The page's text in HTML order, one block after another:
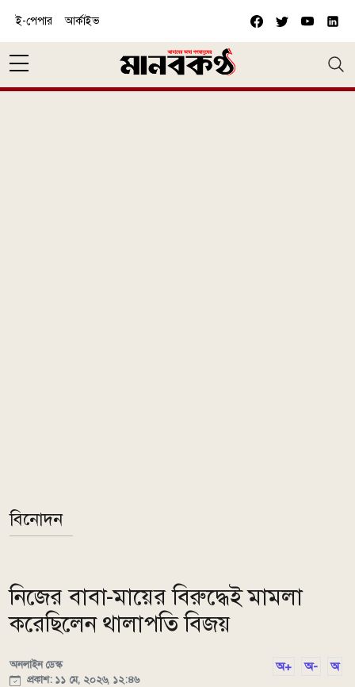
ই-পেপার আর্কাইভ
বিনোদন
নিজের বাবা-মায়ের বিরুদ্ধেই মামলা
করেছিলেন থালাপতি বিজয়
অনলাইন ডেস্ক
প্রকাশ: ১১ মে, ২০২৬, ১২:৪৬
অ+ অ- অ